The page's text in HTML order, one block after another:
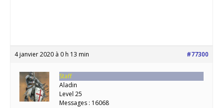
4 janvier 2020 à 0 h 13 min #77300
Staff
Aladin
Level 25
Messages : 16068